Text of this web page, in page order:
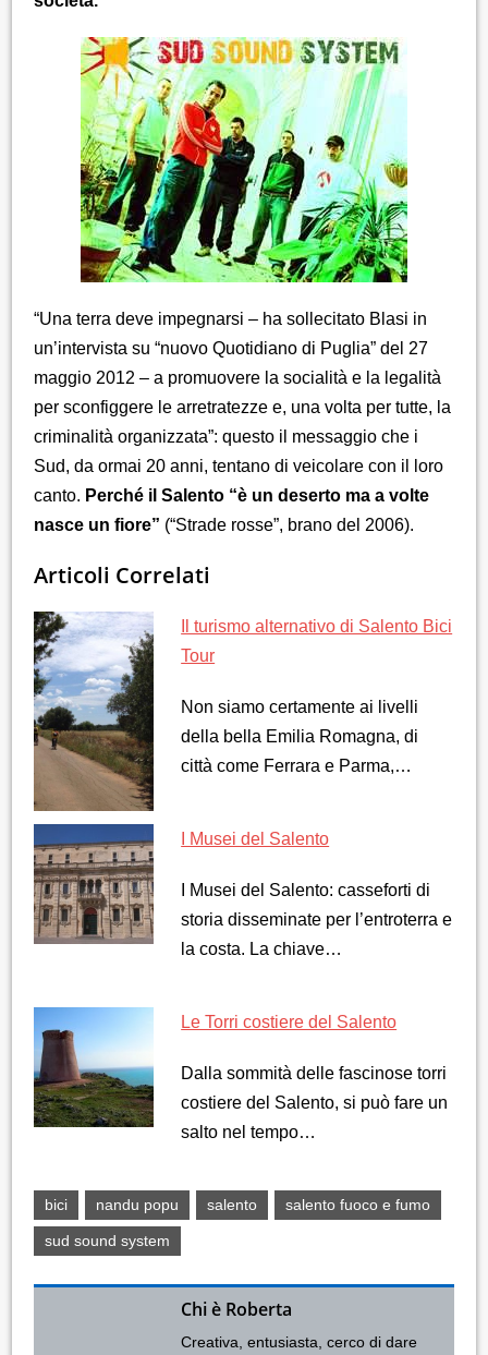
“Una terra deve impegnarsi – ha sollecitato Blasi in
un’intervista su “nuovo Quotidiano di Puglia” del 27
maggio 2012 – a promuovere la socialità e la legalità
per sconfiggere le arretratezze e, una volta per tutte, la
criminalità organizzata”: questo il messaggio che i
Sud, da ormai 20 anni, tentano di veicolare con il loro
canto. Perché il Salento “è un deserto ma a volte
nasce un fiore” (“Strade rosse”, brano del 2006).
Articoli Correlati
Il turismo alternativo di Salento Bici
Tour
Non siamo certamente ai livelli
della bella Emilia Romagna, di
città come Ferrara e Parma,…
I Musei del Salento
I Musei del Salento: casseforti di
storia disseminate per l’entroterra e
la costa. La chiave…
Le Torri costiere del Salento
Dalla sommità delle fascinose torri
costiere del Salento, si può fare un
salto nel tempo…
bici nandu popu salento salento fuoco e fumo
sud sound system
Chi è Roberta
Creativa, entusiasta, cerco di dare